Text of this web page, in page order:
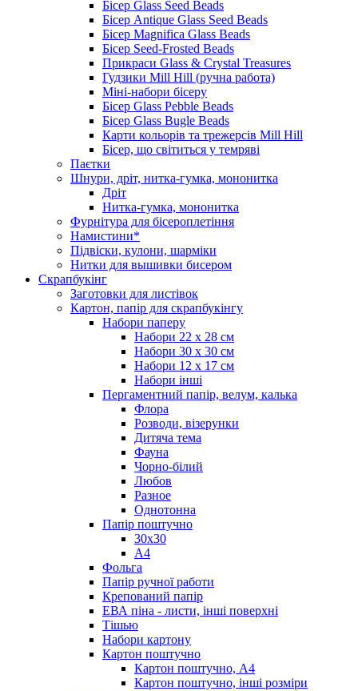
Бісер Glass Seed Beads
Бісер Antique Glass Seed Beads
Бісер Magnifica Glass Beads
Бісер Seed-Frosted Beads
Прикраси Glass & Crystal Treasures
Гудзики Mill Hill (ручна работа)
Міні-набори бісеру
Бісер Glass Pebble Beads
Бісер Glass Bugle Beads
Карти кольорів та трежерсів Mill Hill
Бісер, що світиться у темряві
Паєтки
Шнури, дріт, нитка-гумка, мононитка
Дріт
Нитка-гумка, мононитка
Фурнітура для бісероплетіння
Намистини*
Підвіски, кулони, шарміки
Нитки для вышивки бисером
Скрапбукінг
Заготовки для листівок
Картон, папір для скрапбукінгу
Набори паперу
Набори 22 х 28 см
Набори 30 х 30 см
Набори 12 х 17 см
Набори інші
Пергаментний папір, велум, калька
Флора
Розводи, візерунки
Дитяча тема
Фауна
Чорно-білий
Любов
Разное
Однотонна
Папір поштучно
30х30
А4
Фольга
Папір ручної работи
Крепований папір
ЕВА піна - листи, інші поверхні
Тішью
Набори картону
Картон поштучно
Картон поштучно, А4
Картон поштучно, інші розміри